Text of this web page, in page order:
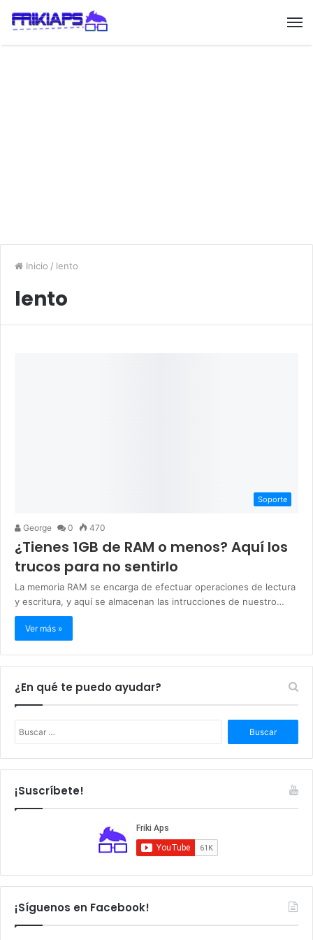
Inicio / lento
lento
Soporte
George 0 470
¿Tienes 1GB de RAM o menos? Aquí los
trucos para no sentirlo
La memoria RAM se encarga de efectuar operaciones de lectura
y escritura, y aquí se almacenan las intrucciones de nuestro…
Ver más »
¿En qué te puedo ayudar?
s
c
¡Suscríbete!
¡Síguenos en Facebook!